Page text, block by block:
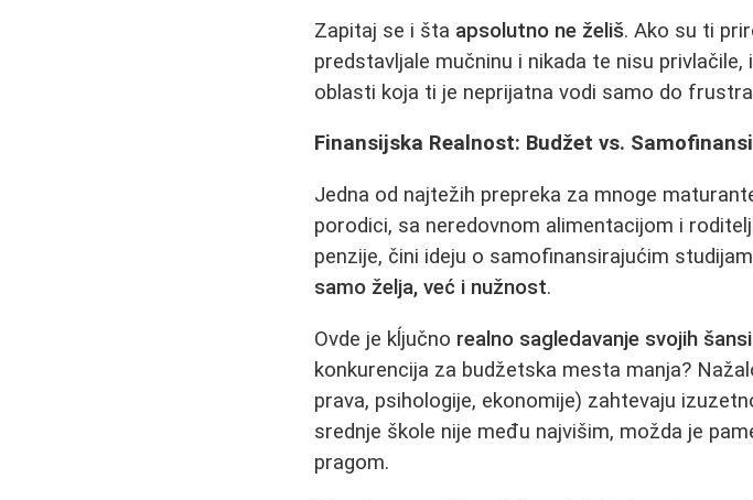
Zapitaj se i šta apsolutno ne želiš. Ako su ti
predstavljale mučninu i nikada te nisu
oblasti koja ti je neprijatna vodi samo do
Finansijska Realnost: Budžet vs.
Jedna od najtežih prepreka za mnoge
porodici, sa neredovnom alimentacijom i
penzije, čini ideju o samofinansirajućim
samo želja, već i nužnost.
Ovde je kĺjučno realno sagledavanje svojih šansi
konkurencija za budžetska mesta manja?
prava, psihologije, ekonomije) zahtevaju
srednje škole nije među najvišim, možda je
pragom.